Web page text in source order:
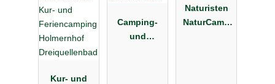
Kur- und
Camping-
und
Naturisten
NaturCamp